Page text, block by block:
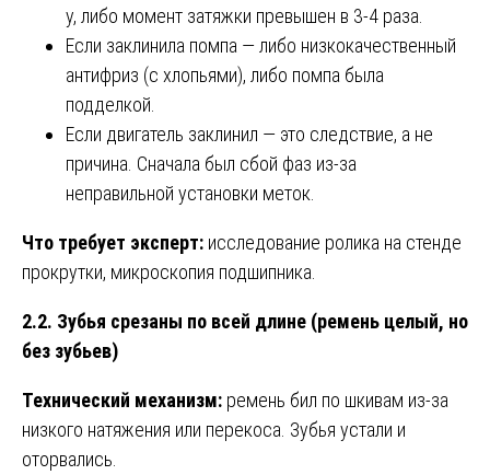
у, либо момент затяжки превышен в 3-4 раза.
Если заклинила помпа — либо низкокачественный
антифриз (с хлопьями), либо помпа была
подделкой.
Если двигатель заклинил — это следствие, а не
причина. Сначала был сбой фаз из-за
неправильной установки меток.
Что требует эксперт: исследование ролика на стенде
прокрутки, микроскопия подшипника.
2.2. Зубья срезаны по всей длине (ремень целый, но
без зубьев)
Технический механизм: ремень бил по шкивам из-за
низкого натяжения или перекоса. Зубья устали и
оторвались.